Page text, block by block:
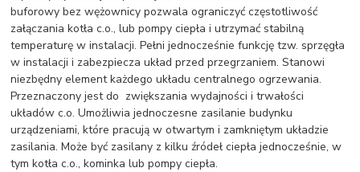
buforowy bez wężownicy pozwala ograniczyć częstotliwość
załączania kotła c.o., lub pompy ciepła i utrzymać stabilną
temperaturę w instalacji. Pełni jednocześnie funkcję tzw. sprzęgła
w instalacji i zabezpiecza układ przed przegrzaniem. Stanowi
niezbędny element każdego układu centralnego ogrzewania.
Przeznaczony jest do zwiększania wydajności i trwałości
układów c.o. Umożliwia jednoczesne zasilanie budynku
urządzeniami, które pracują w otwartym i zamkniętym układzie
zasilania. Może być zasilany z kilku źródeł ciepła jednocześnie, w
tym kotła c.o., kominka lub pompy ciepła.